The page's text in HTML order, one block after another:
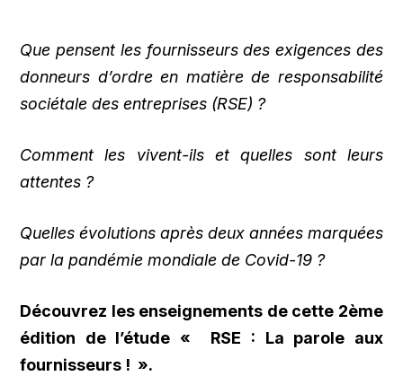
Que pensent les fournisseurs des exigences des
donneurs d’ordre en matière de responsabilité
sociétale des entreprises (RSE) ?
Comment les vivent-ils et quelles sont leurs
attentes ?
Quelles évolutions après deux années marquées
par la pandémie mondiale de Covid-19 ?
Découvrez les enseignements de cette 2ème
édition de l’étude « RSE : La parole aux
fournisseurs ! ».